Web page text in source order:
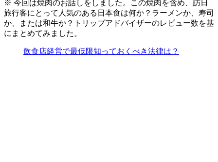
※ 今回は焼肉のお話しをしました。この焼肉を含め、訪日
旅行客にとって人気のある日本食は何か？ラーメンか、寿司
か、または和牛か？トリップアドバイザーのレビュー数を基
にまとめてみました。
飲食店経営で最低限知っておくべき法律は？